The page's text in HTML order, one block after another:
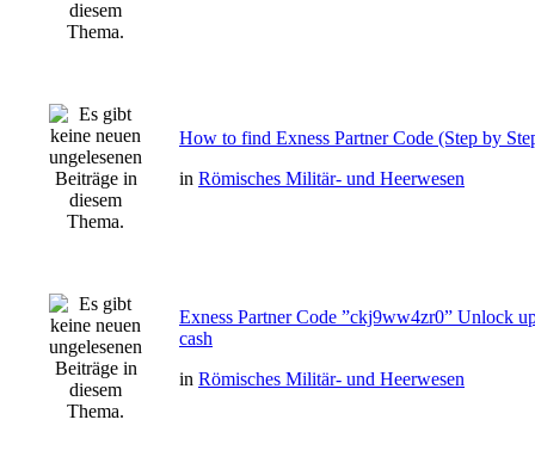
How to find Exness Partner Code (Step by
in Römisches Militär- und Heerwesen
Exness Partner Code ”ckj9ww4zr0” Unlock
cash
in Römisches Militär- und Heerwesen